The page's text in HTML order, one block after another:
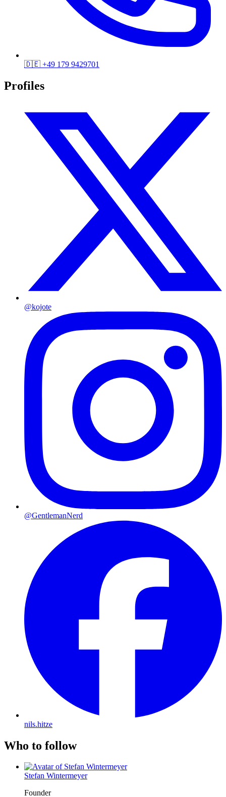
🇩🇪 +49 179 9429701
Profiles
@kojote
@GentlemanNerd
nils.hitze
Who to follow
Stefan Wintermeyer
Founder